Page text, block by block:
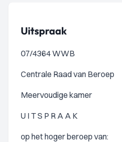
Uitspraak
07/4364 WWB
Centrale Raad van Beroep
Meervoudige kamer
U I T S P R A A K
op het hoger beroep van: